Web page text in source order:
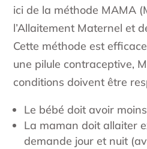
ici de la méthode MAMA
l’Allaitement Maternel et
Cette méthode est
une pilule contraceptive,
conditions doivent être
Le bébé doit avoir
La maman doit allaiter
demande jour et nuit